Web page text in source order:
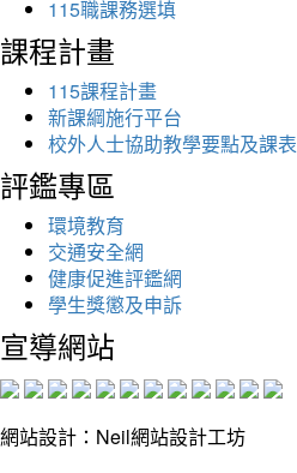
115職課務選填
課程計畫
115課程計畫
新課綱施行平台
校外人士協助教學要點及課表
評鑑專區
環境教育
交通安全網
健康促進評鑑網
學生獎懲及申訴
宣導網站
網站設計：Neil網站設計工坊